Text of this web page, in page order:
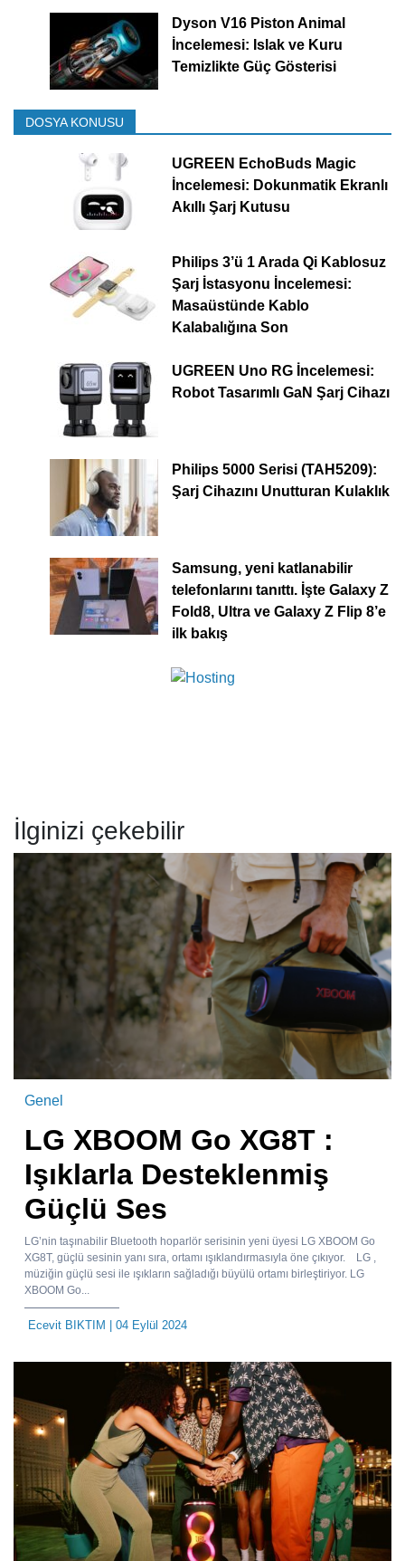
Dyson V16 Piston Animal
İncelemesi: Islak ve Kuru
Temizlikte Güç Gösterisi
DOSYA KONUSU
UGREEN EchoBuds Magic
İncelemesi: Dokunmatik Ekranlı
Akıllı Şarj Kutusu
Philips 3’ü 1 Arada Qi Kablosuz
Şarj İstasyonu İncelemesi:
Masaüstünde Kablo
Kalabalığına Son
UGREEN Uno RG İncelemesi:
Robot Tasarımlı GaN Şarj Cihazı
Philips 5000 Serisi (TAH5209):
Şarj Cihazını Unutturan Kulaklık
Samsung, yeni katlanabilir
telefonlarını tanıttı. İşte Galaxy Z
Fold8, Ultra ve Galaxy Z Flip 8’e
ilk bakış
İlginizi çekebilir
Genel
LG XBOOM Go XG8T :
Işıklarla Desteklenmiş
Güçlü Ses
LG’nin taşınabilir Bluetooth hoparlör serisinin yeni üyesi LG XBOOM Go
XG8T, güçlü sesinin yanı sıra, ortamı ışıklandırmasıyla öne çıkıyor. LG ,
müziğin güçlü sesi ile ışıkların sağladığı büyülü ortamı birleştiriyor. LG
XBOOM Go...
Ecevit BIKTIM | 04 Eylül 2024